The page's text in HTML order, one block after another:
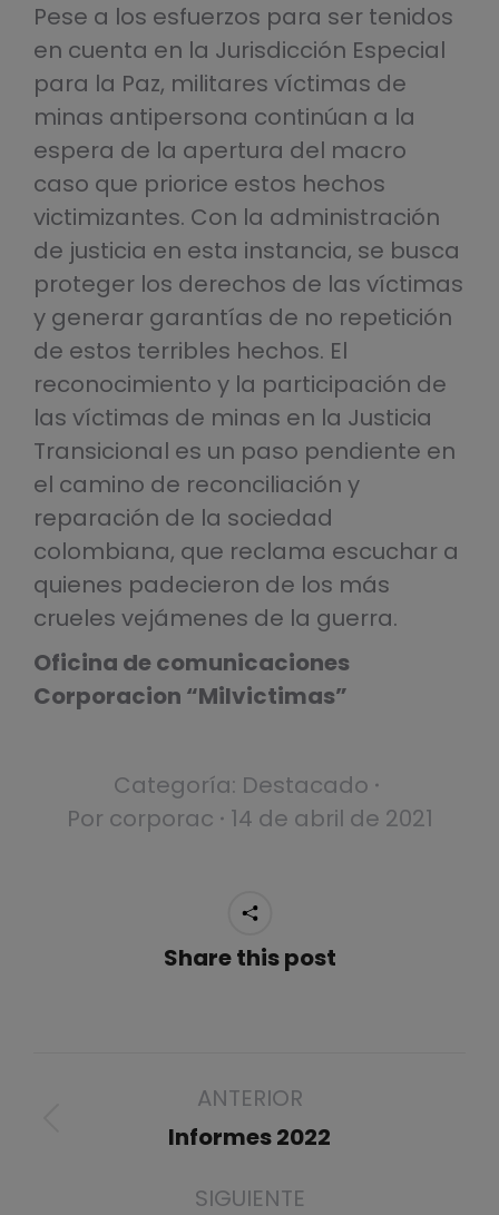
Pese a los esfuerzos para ser tenidos
en cuenta en la Jurisdicción Especial
para la Paz, militares víctimas de
minas antipersona continúan a la
espera de la apertura del macro
caso que priorice estos hechos
victimizantes. Con la administración
de justicia en esta instancia, se busca
proteger los derechos de las víctimas
y generar garantías de no repetición
de estos terribles hechos. El
reconocimiento y la participación de
las víctimas de minas en la Justicia
Transicional es un paso pendiente en
el camino de reconciliación y
reparación de la sociedad
colombiana, que reclama escuchar a
quienes padecieron de los más
crueles vejámenes de la guerra.
Oficina de comunicaciones
Corporacion “Milvictimas”
Categoría: Destacado
Por corporac 14 de abril de 2021
Share this post
publicaciones
ANTERIOR
Publicación
Informes 2022
SIGUIENTE